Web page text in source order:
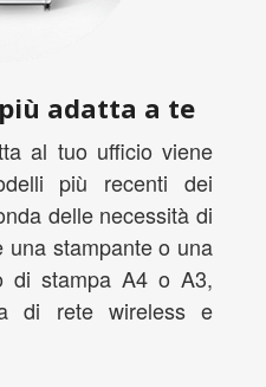
adatta a te
al tuo ufficio viene
più recenti dei
delle necessità di
una stampante o una
di stampa A4 o A3,
di rete wireless e